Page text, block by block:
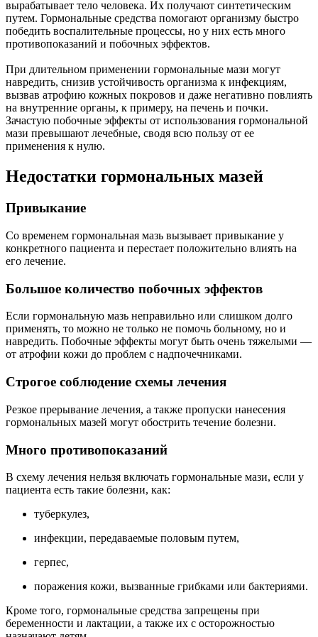
вырабатывает тело человека. Их получают синтетическим
путем. Гормональные средства помогают организму быстро
победить воспалительные процессы, но у них есть много
противопоказаний и побочных эффектов.
При длительном применении гормональные мази могут
навредить, снизив устойчивость организма к инфекциям,
вызвав атрофию кожных покровов и даже негативно повлиять
на внутренние органы, к примеру, на печень и почки.
Зачастую побочные эффекты от использования гормональной
мази превышают лечебные, сводя всю пользу от ее
применения к нулю.
Недостатки гормональных мазей
Привыкание
Со временем гормональная мазь вызывает привыкание у
конкретного пациента и перестает положительно влиять на
его лечение.
Большое количество побочных эффектов
Если гормональную мазь неправильно или слишком долго
применять, то можно не только не помочь больному, но и
навредить. Побочные эффекты могут быть очень тяжелыми —
от атрофии кожи до проблем с надпочечниками.
Строгое соблюдение схемы лечения
Резкое прерывание лечения, а также пропуски нанесения
гормональных мазей могут обострить течение болезни.
Много противопоказаний
В схему лечения нельзя включать гормональные мази, если у
пациента есть такие болезни, как:
туберкулез,
инфекции, передаваемые половым путем,
герпес,
поражения кожи, вызванные грибками или бактериями.
Кроме того, гормональные средства запрещены при
беременности и лактации, а также их с осторожностью